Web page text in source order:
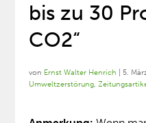
bis zu 30
CO2“
von Ernst Walter Henrich |5.
Umweltzerstörung,